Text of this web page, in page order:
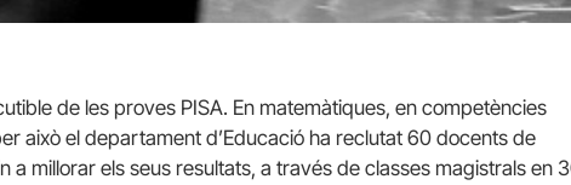
de les proves PISA. En matemàtiques, en competències
això el departament d’Educació ha reclutat 60 docents de
a millorar els seus resultats, a través de classes magistrals en